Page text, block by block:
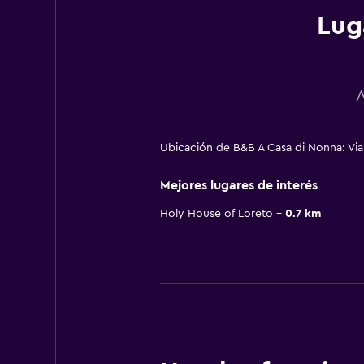
Ubicación de B&B A Casa di Nonna:
Mejores lugares de interés
Holy House of Loreto 0.7 km